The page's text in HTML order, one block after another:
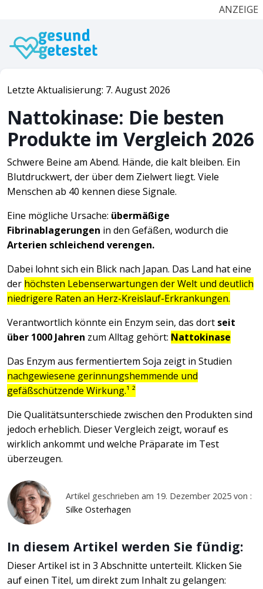
ANZEIGE
Letzte Aktualisierung: 7. August 2026
Nattokinase: Die besten
Produkte im Vergleich 2026
Schwere Beine am Abend. Hände, die kalt bleiben. Ein
Blutdruckwert, der über dem Zielwert liegt. Viele
Menschen ab 40 kennen diese Signale.
Eine mögliche Ursache: übermäßige
Fibrinablagerungen in den Gefäßen, wodurch die
Arterien schleichend verengen.
Dabei lohnt sich ein Blick nach Japan. Das Land hat eine
der höchsten Lebenserwartungen der Welt und deutlich
niedrigere Raten an Herz-Kreislauf-Erkrankungen.
Verantwortlich könnte ein Enzym sein, das dort seit
über 1000 Jahren zum Alltag gehört: Nattokinase
Das Enzym aus fermentiertem Soja zeigt in Studien
nachgewiesene gerinnungshemmende und
gefäßschützende Wirkung.¹ ²
Die Qualitätsunterschiede zwischen den Produkten sind
jedoch erheblich. Dieser Vergleich zeigt, worauf es
wirklich ankommt und welche Präparate im Test
überzeugen.
Artikel geschrieben am 19. Dezember 2025 von :
Silke Osterhagen
In diesem Artikel werden Sie fündig:
Dieser Artikel ist in 3 Abschnitte unterteilt. Klicken Sie
auf einen Titel, um direkt zum Inhalt zu gelangen: